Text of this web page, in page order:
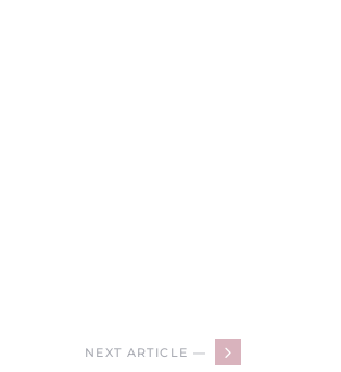
NEXT ARTICLE —